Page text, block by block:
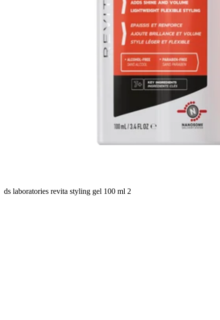
ds laboratories revita styling gel 100 ml 2